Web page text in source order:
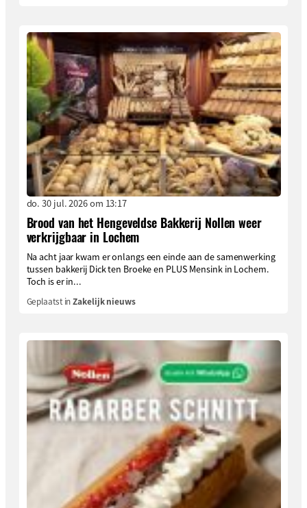
do. 30 jul. 2026 om 13:17
Brood van het Hengeveldse Bakkerij Nollen weer
verkrijgbaar in Lochem
Na acht jaar kwam er onlangs een einde aan de samenwerking
tussen bakkerij Dick ten Broeke en PLUS Mensink in Lochem.
Toch is er in...
Geplaatst inZakelijk nieuws